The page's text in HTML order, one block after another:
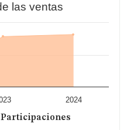
las ventas
2024